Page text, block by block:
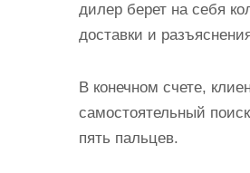
дилер берет на себя
доставки и
В конечном счете,
самостоятельный
пять пальцев.